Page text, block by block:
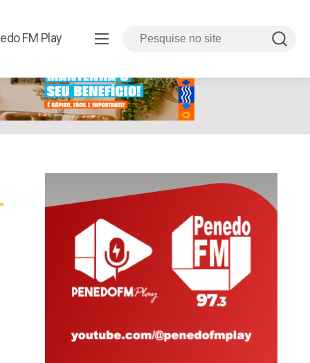
FM Play